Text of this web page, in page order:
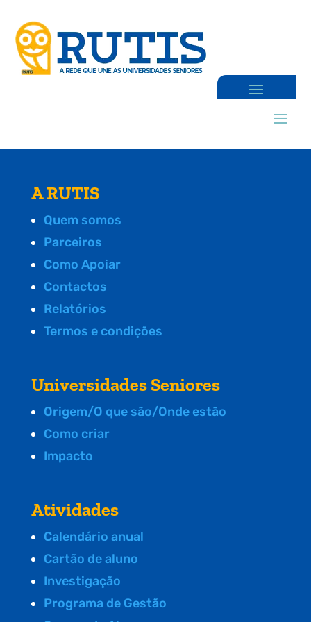
A RUTIS
Quem somos
Parceiros
Como Apoiar
Contactos
Relatórios
Termos e condições
Universidades Seniores
Origem/O que são/Onde estão
Como criar
Impacto
Atividades
Calendário anual
Cartão de aluno
Investigação
Programa de Gestão